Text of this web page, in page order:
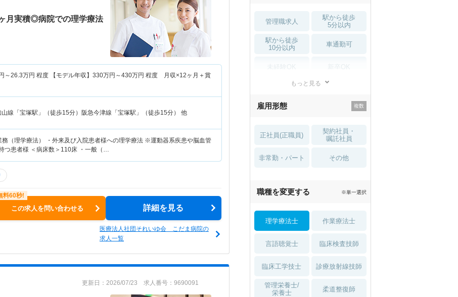
月実積◎病院での理学療法
～26.3万円 程度 【モデル年収】 330万円～430万円 程度 月収×12ヶ月＋賞
山線「宝塚駅」（徒歩15分）阪急今津線「宝塚駅」（徒歩15分） 他
（理学療法） ・外来及び入院患者様への理学療法 ※運動器系疾患や脳血管
つ患者様 ＜病床数＞110床 ・一般（…
この求人を問い合わせる 詳細を見る
医療法人社団それいゆ会 こだま病院の
求人一覧
更新日：2026/07/23 求人番号：9690091
管理職求人
駅から徒歩
5分以内
駅から徒歩
10分以内
車通勤可
住宅手当・補助
土日祝休 無資格 OK
積極採用中 WEB面接OK
もっと見る
雇用形態
正社員(正職員)
契約社員・
嘱託社員
非常勤・パート その他
職種を変更する ※単一選択
理学療法士 作業療法士
言語聴覚士 臨床検査技師
臨床工学技士 診療放射線技師
管理栄養士/
栄養士
柔道整復師